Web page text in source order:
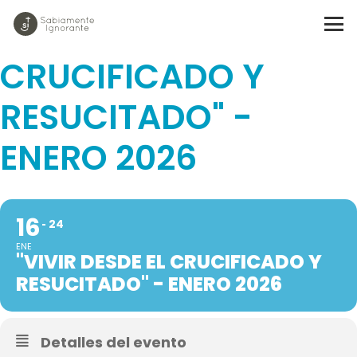
"VIVIR DESDE EL
CRUCIFICADO Y
RESUCITADO" -
ENERO 2026
16
ENE
24
"VIVIR DESDE EL CRUCIFICADO Y
RESUCITADO" - ENERO 2026
Detalles del evento